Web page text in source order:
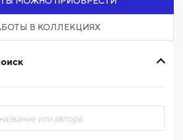
В КОЛЛЕКЦИЯХ